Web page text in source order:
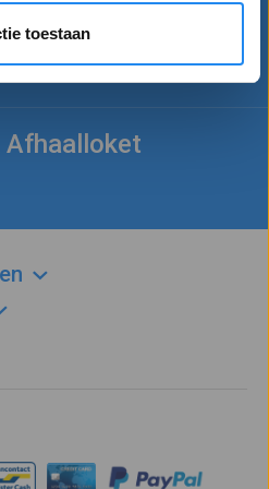
toestaan
Afhaalloket